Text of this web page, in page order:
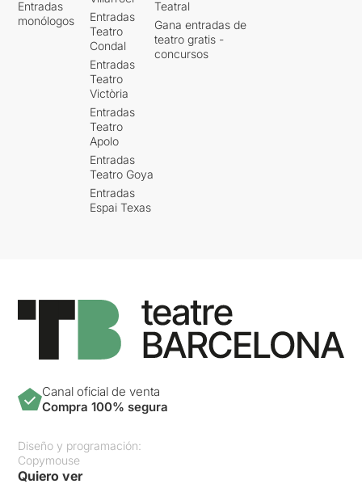
Entradas
monólogos
Entradas
Teatro
Condal
Entradas
Teatro
Victòria
Entradas
Teatro
Apolo
Entradas
Teatro Goya
Entradas
Espai Texas
Teatral
Gana entradas de
teatro gratis -
concursos
Canal oficial de venta
Compra 100% segura
Diseño y programación:
Copymouse
Quiero ver